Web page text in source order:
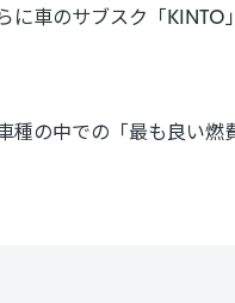
車のサブスク「KINTO
種の中での「最も良い燃